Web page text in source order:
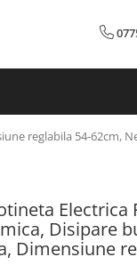
reglabila 54-62cm,
Electrica
Disipare
Dimensiune